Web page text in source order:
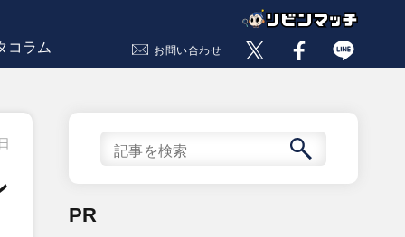
コラム お問い合わせ
PR